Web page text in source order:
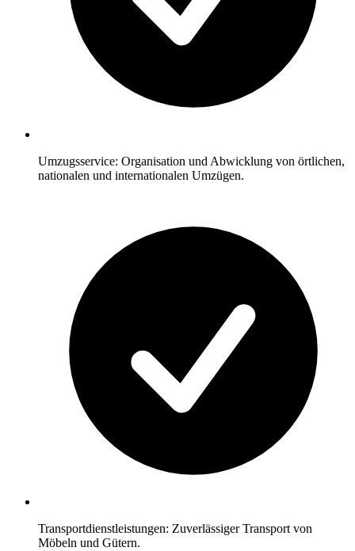
Umzugsservice: Organisation und Abwicklung von örtlichen,
nationalen und internationalen Umzügen.
Transportdienstleistungen: Zuverlässiger Transport von
Möbeln und Gütern.